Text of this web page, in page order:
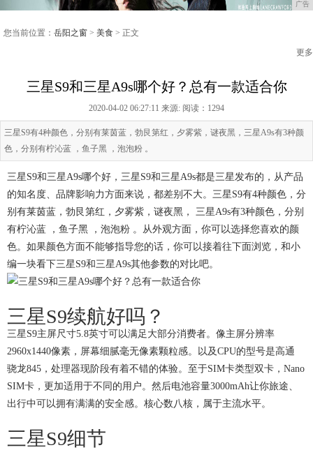
广告
您当前位置： 岳阳之窗 > 美食 > 正文
更多
三星S9和三星A9s哪个好？总有一款适合你
2020-04-02 06:27:11 来源: 阅读：1294
三星S9有4种颜色，分别有莱茵蓝，勃艮第红，夕雾紫，谜夜黑，三星A9s有3种颜
色，分别有柠沁蓝 ，鱼子黑 ，泡泡粉 。
三星S9和三星A9s哪个好，三星S9和三星A9s都是三星发布的，从产品
的知名度、品牌影响力方面来说，都差别不大。三星S9有4种颜色，分
别有莱茵蓝，勃艮第红，夕雾紫，谜夜黑， 三星A9s有3种颜色，分别
有柠沁蓝 ，鱼子黑 ，泡泡粉 。从外观方面，你可以选择您喜欢的颜
色。如果颜色方面不能够指导您的话，你可以接着往下面浏览，和小
编一块看下三星S9和三星A9s其他参数的对比吧。
三星S9续航好吗？
三星S9主屏尺寸5.8英寸可以满足大部分消费者。像主屏分辨率
2960x1440像素，屏幕细腻毫无像素颗粒感。以及CPU的型号是高通
骁龙845，处理器现阶段有着不错的体验。至于SIM卡类型双卡，Nano
SIM卡，更加适用于不同的用户。然后电池容量3000mAh让你旅途、
出行中可以拥有满满的安全感。核心数八核，属于主流水平。
三星S9细节